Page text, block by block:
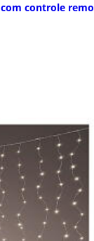
controle